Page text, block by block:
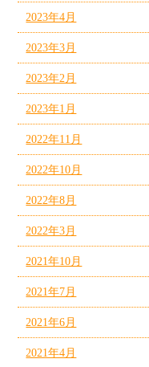
2023年4月
2023年3月
2023年2月
2023年1月
2022年11月
2022年10月
2022年8月
2022年3月
2021年10月
2021年7月
2021年6月
2021年4月